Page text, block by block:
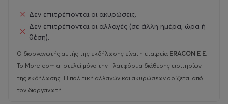
si=GffOTHYpKv5QKdHl
Περισσότεροι από 16.000 επισκέπτες κατέκλυσαν την
περσινή διοργάνωση, δημιουργώντας ένα μοναδικό
event γεμάτο ενθουσιασμό, χαμόγελα και αγάπη για το
παιχνίδι.
Δεν επιτρέπονται οι ακυρώσεις.
Δεν επιτρέπονται οι αλλαγές (σε άλλη ημέρα, ώρα ή
θέση).
Ο διοργανωτής αυτής της εκδήλωσης είναι η εταιρεία ERACON E E.
Το More.com αποτελεί μόνο την πλατφόρμα διάθεσης εισιτηρίων
της εκδήλωσης. Η πολιτική αλλαγών και ακυρώσεων ορίζεται από
τον διοργανωτή.